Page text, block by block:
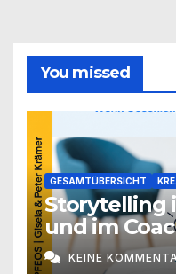
You missed
GESAMTÜBERSICHT
Storytelling
und im
KEINE